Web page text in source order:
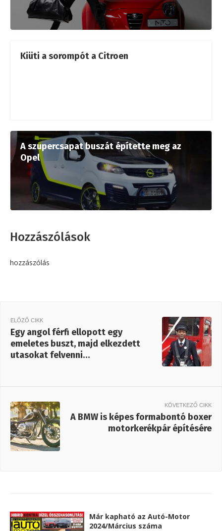
Kiüti a sorompót a Citroen
A szupercsapat buszát építette meg az
Opel
Hozzászólások
hozzászólás
ELŐZŐ CIKK
Egy angol férfi ellopott egy
emeletes buszt, majd elkezdett
utasokat felvenni…
KÖVETKEZŐ CIKK
A BMW is képes formabontó boxer
motorkerékpár építésére
Már kapható az Autó-Motor
2024/Március száma